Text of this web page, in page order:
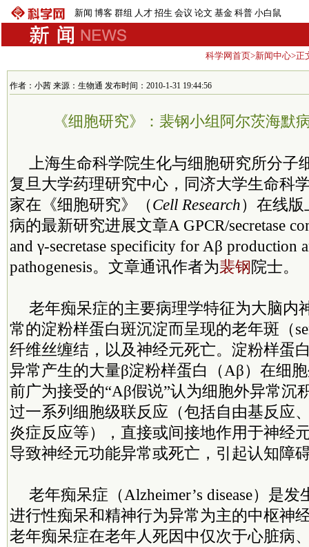
新闻 博客 群组 人才 招生 会议 论文 基金 科普 小白鼠
科学网首页>新闻中心>正
作者：小茜 来源：生物通 发布时间：2010-1-31 19:44:56
《细胞研究》：裴钢小组阿尔茨海默
上海生命科学院生化与细胞研究所分子
复旦大学药理研究中心，同济大学生命科
家在《细胞研究》（Cell Research）在线
病的最新研究进展文章A GPCR/secretase
and γ-secretase specificity for Aβ production
pathogenesis。文章通讯作者为裴钢院士。
老年痴呆症的主要病理学特征为大脑内
常的淀粉样蛋白斑沉淀而呈现的老年斑（
纤维丝缠结，以及神经元死亡。淀粉样蛋
异常产生的大量β淀粉样蛋白（Aβ）在细
前广为接受的“Aβ假说”认为细胞外异常沉
过一系列细胞级联反应（包括自由基反应
炎症反应等），直接或间接地作用于神经
导致神经元功能异常或死亡，引起认知障
老年痴呆症（Alzheimer’s disease）是
进行性痴呆和精神行为异常为主的中枢神
老年痴呆症在老年人死因中仅次于心脏病